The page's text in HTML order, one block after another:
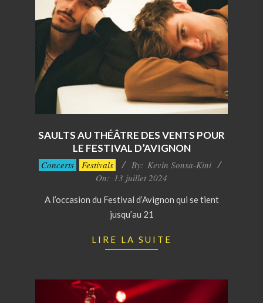
SAULTS AU THÉÂTRE DES VENTS POUR
LE FESTIVAL D’AVIGNON
2024-
Concerts Festivals By: Kevin Sonsa-Kini
On: 13 juillet 2024
A l’occasion du Festival d’Avignon qui se tient
jusqu’au 21
LIRE LA SUITE